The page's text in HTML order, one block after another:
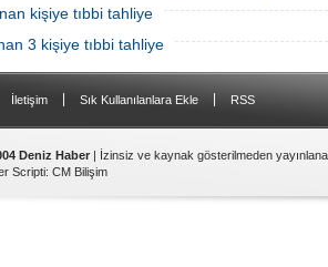
kişiye tıbbi tahliye
3 kişiye tıbbi tahliye
İletişim Sık Kullanılanlara Ekle RSS
Deniz Haber | İzinsiz ve kaynak gösterilmeden
Scripti: CM Bilişim